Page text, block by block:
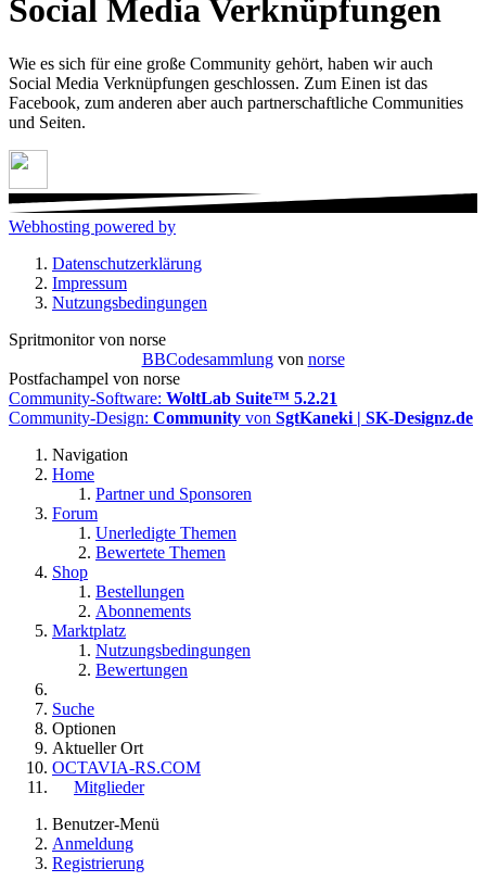
Social Media Verknüpfungen
Wie es sich für eine große Community gehört, haben wir auch
Social Media Verknüpfungen geschlossen. Zum Einen ist das
Facebook, zum anderen aber auch partnerschaftliche Communities
und Seiten.
Webhosting powered by
Datenschutzerklärung
Impressum
Nutzungsbedingungen
Spritmonitor von norse
BBCodesammlungvon norse
Postfachampel von norse
Community-Software: WoltLab Suite™ 5.2.21
Community-Design: Community von SgtKaneki | SK-Designz.de
Navigation
Home
Partner und Sponsoren
Forum
Unerledigte Themen
Bewertete Themen
Shop
Bestellungen
Abonnements
Marktplatz
Nutzungsbedingungen
Bewertungen
Suche
Optionen
Aktueller Ort
OCTAVIA-RS.COM
Mitglieder
Benutzer-Menü
Anmeldung
Registrierung